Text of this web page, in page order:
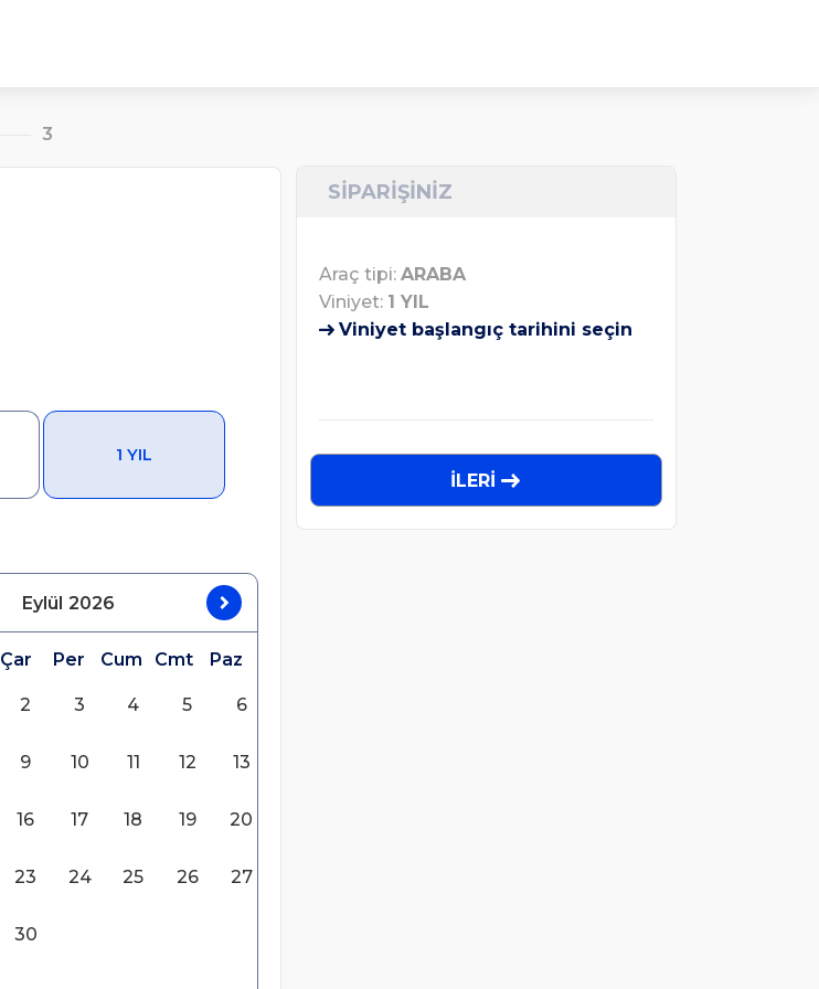
3
1 YIL
Eylül 2026
Çar Per Cum Cmt Paz
2 3 4 5 6
9 10 11 12 13
16 17 18 19 20
23 24 25 26 27
30
SİPARİŞİNİZ
Araç tipi: ARABA
Viniyet: 1 YIL
Viniyet başlangıç tarihini seçin
İLERİ